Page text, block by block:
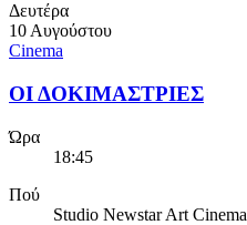
Δευτέρα
10 Αυγούστου
Cinema
ΟΙ ΔΟΚΙΜΑΣΤΡΙΕΣ
Ώρα
18:45
Πού
Studio Newstar Art Cinema